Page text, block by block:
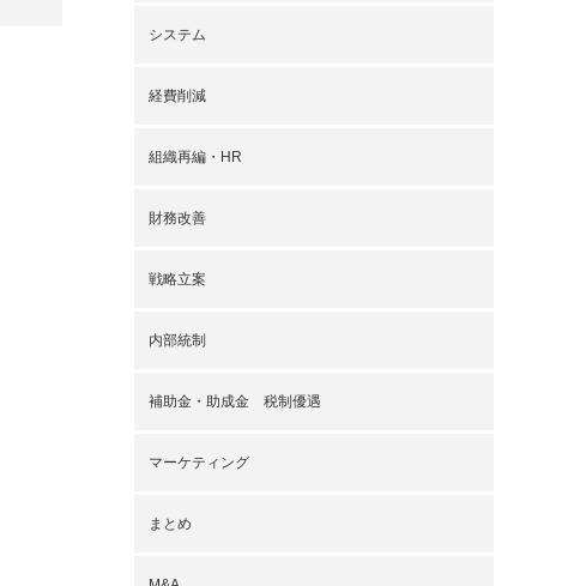
システム
経費削減
組織再編・HR
財務改善
戦略立案
内部統制
補助金・助成金 税制優遇
マーケティング
まとめ